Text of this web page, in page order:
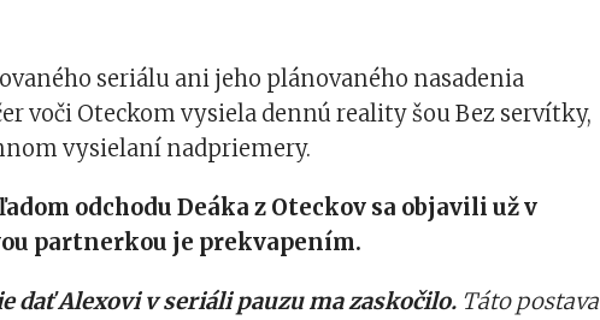
seriálu ani jeho plánovaného nasadenia
voči Oteckom vysiela dennú reality šou Bez servítky,
vysielaní nadpriemery.
odchodu Deáka z Oteckov sa objavili už v
partnerkou je prekvapením.
dať Alexovi v seriáli pauzu ma zaskočilo. Táto postava